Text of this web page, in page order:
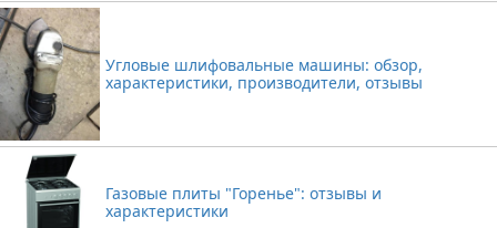
Угловые шлифовальные машины: обзор,
характеристики, производители, отзывы
Газовые плиты "Горенье": отзывы и
характеристики